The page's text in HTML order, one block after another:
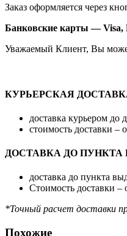
Заказ оформляется через
Банковские карты — Visa,
Уважаемый Клиент, Вы
КУРЬЕРСКАЯ
доставка курьером до
стоимость доставки –
ДОСТАВКА ДО ПУНКТА
доставка до пункта
Стоимость доставки –
*Точный расчет доставки
Похожие